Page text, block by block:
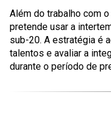
Além do trabalho com
pretende usar a
sub-20. A estratégia é
talentos e avaliar a
durante o período de